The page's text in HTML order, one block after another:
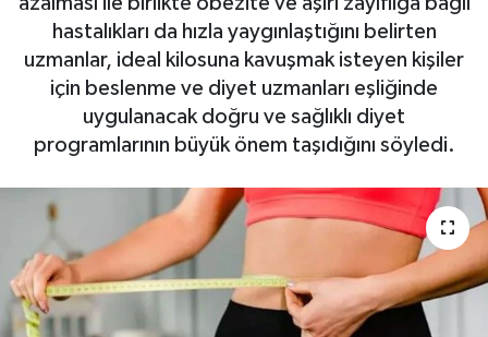
hastalıkları da hızla yaygınlaştığını belirten
uzmanlar, ideal kilosuna kavuşmak isteyen kişiler
için beslenme ve diyet uzmanları eşliğinde
uygulanacak doğru ve sağlıklı diyet
programlarının büyük önem taşıdığını söyledi.